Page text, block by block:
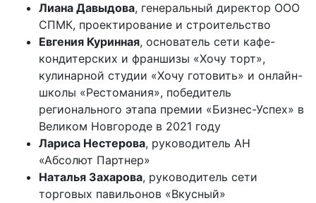
Лиана Давыдова, генеральный директор ООО
СПМК, проектирование и строительство
Евгения Куринная, основатель сети кафе-
кондитерских и франшизы «Хочу торт»,
кулинарной студии «Хочу готовить» и онлайн-
школы «Рестомания», победитель
регионального этапа премии «Бизнес-Успех» в
Великом Новгороде в 2021 году
Лариса Нестерова, руководитель АН
«Абсолют Партнер»
Наталья Захарова, руководитель сети
торговых павильонов «Вкусный»